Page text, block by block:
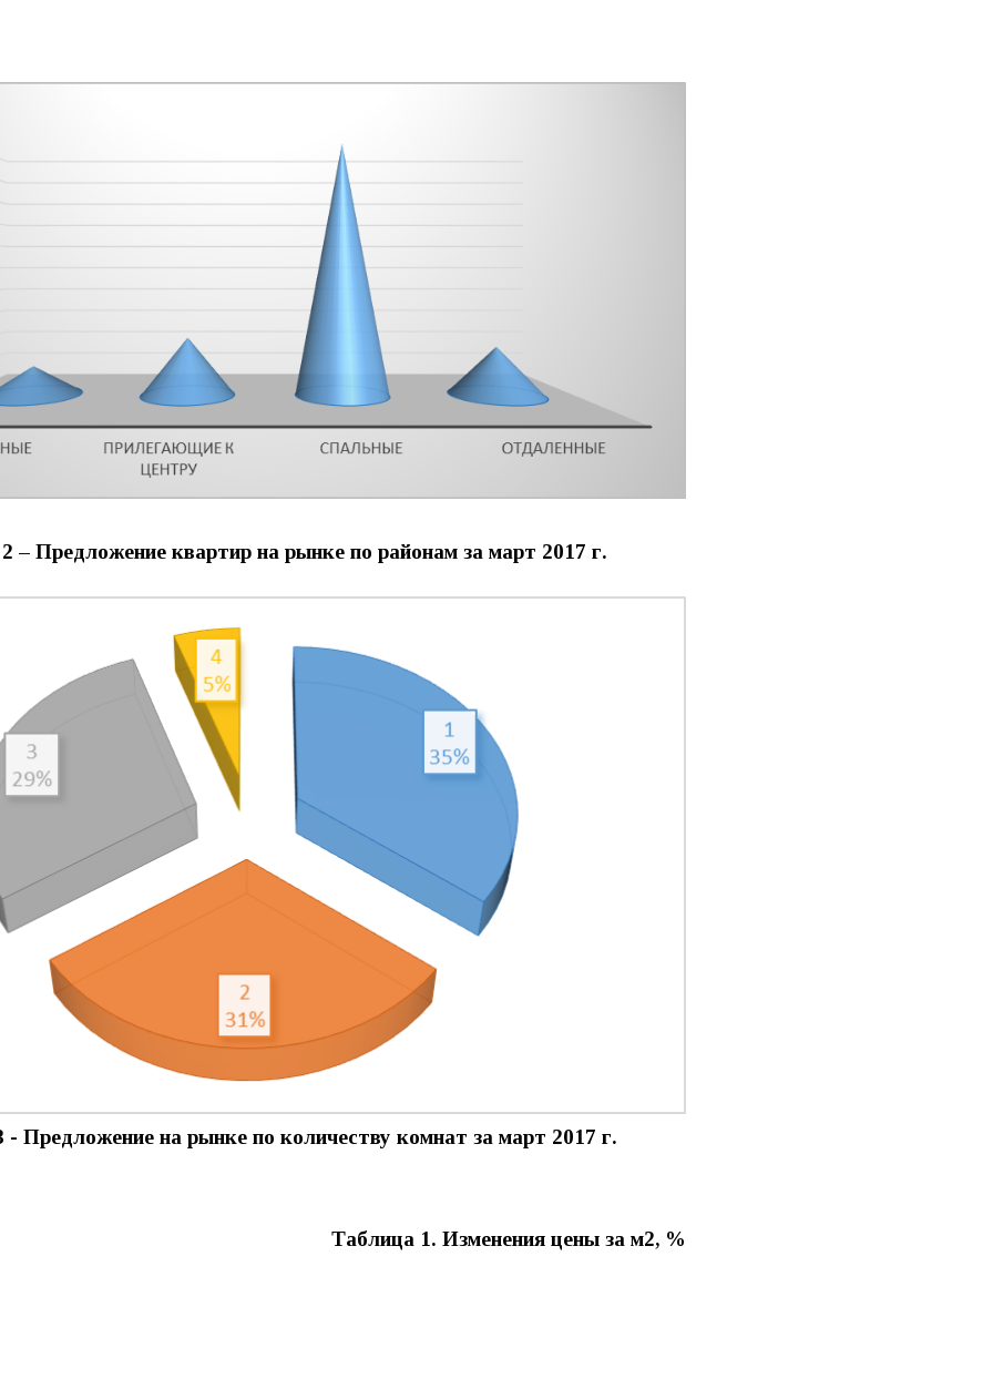
– Предложение квартир на рынке по районам за март 2017 г.
- Предложение на рынке по количеству комнат за март 2017 г.
Таблица 1. Изменения цены за м2, %